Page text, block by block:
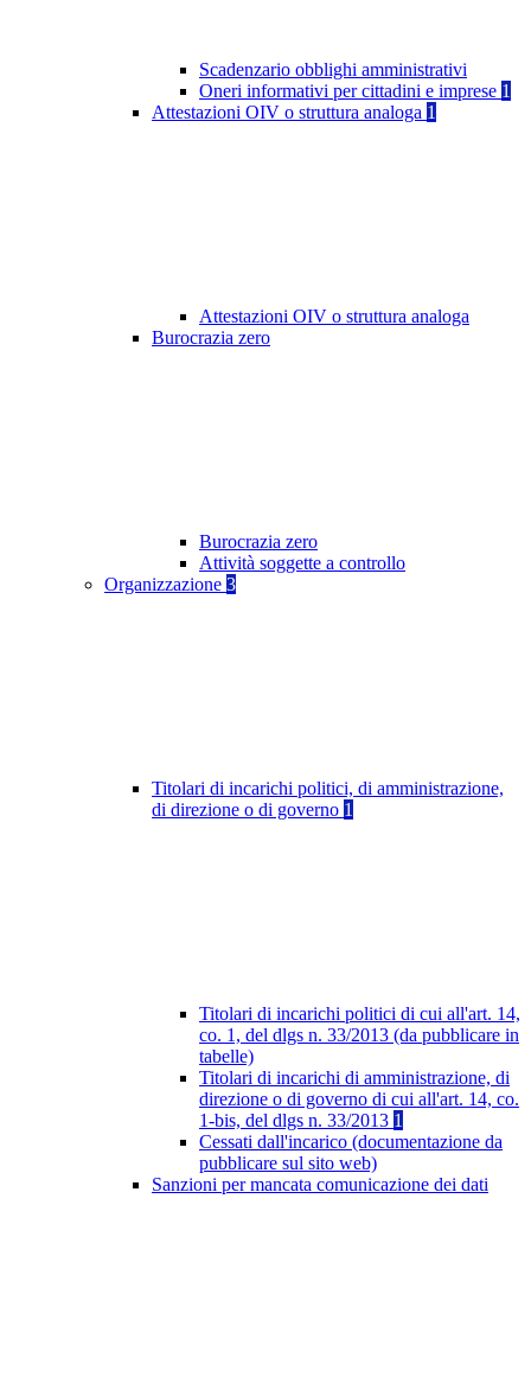
Scadenzario obblighi amministrativi
Oneri informativi per cittadini e imprese 1
Attestazioni OIV o struttura analoga 1
Attestazioni OIV o struttura analoga
Burocrazia zero
Burocrazia zero
Attività soggette a controllo
Organizzazione 3
Titolari di incarichi politici, di amministrazione,
di direzione o di governo 1
Titolari di incarichi politici di cui all'art. 14,
co. 1, del dlgs n. 33/2013 (da pubblicare in
tabelle)
Titolari di incarichi di amministrazione, di
direzione o di governo di cui all'art. 14, co.
1-bis, del dlgs n. 33/2013 1
Cessati dall'incarico (documentazione da
pubblicare sul sito web)
Sanzioni per mancata comunicazione dei dati